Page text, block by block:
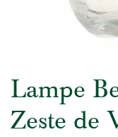
Lampe
Zeste de